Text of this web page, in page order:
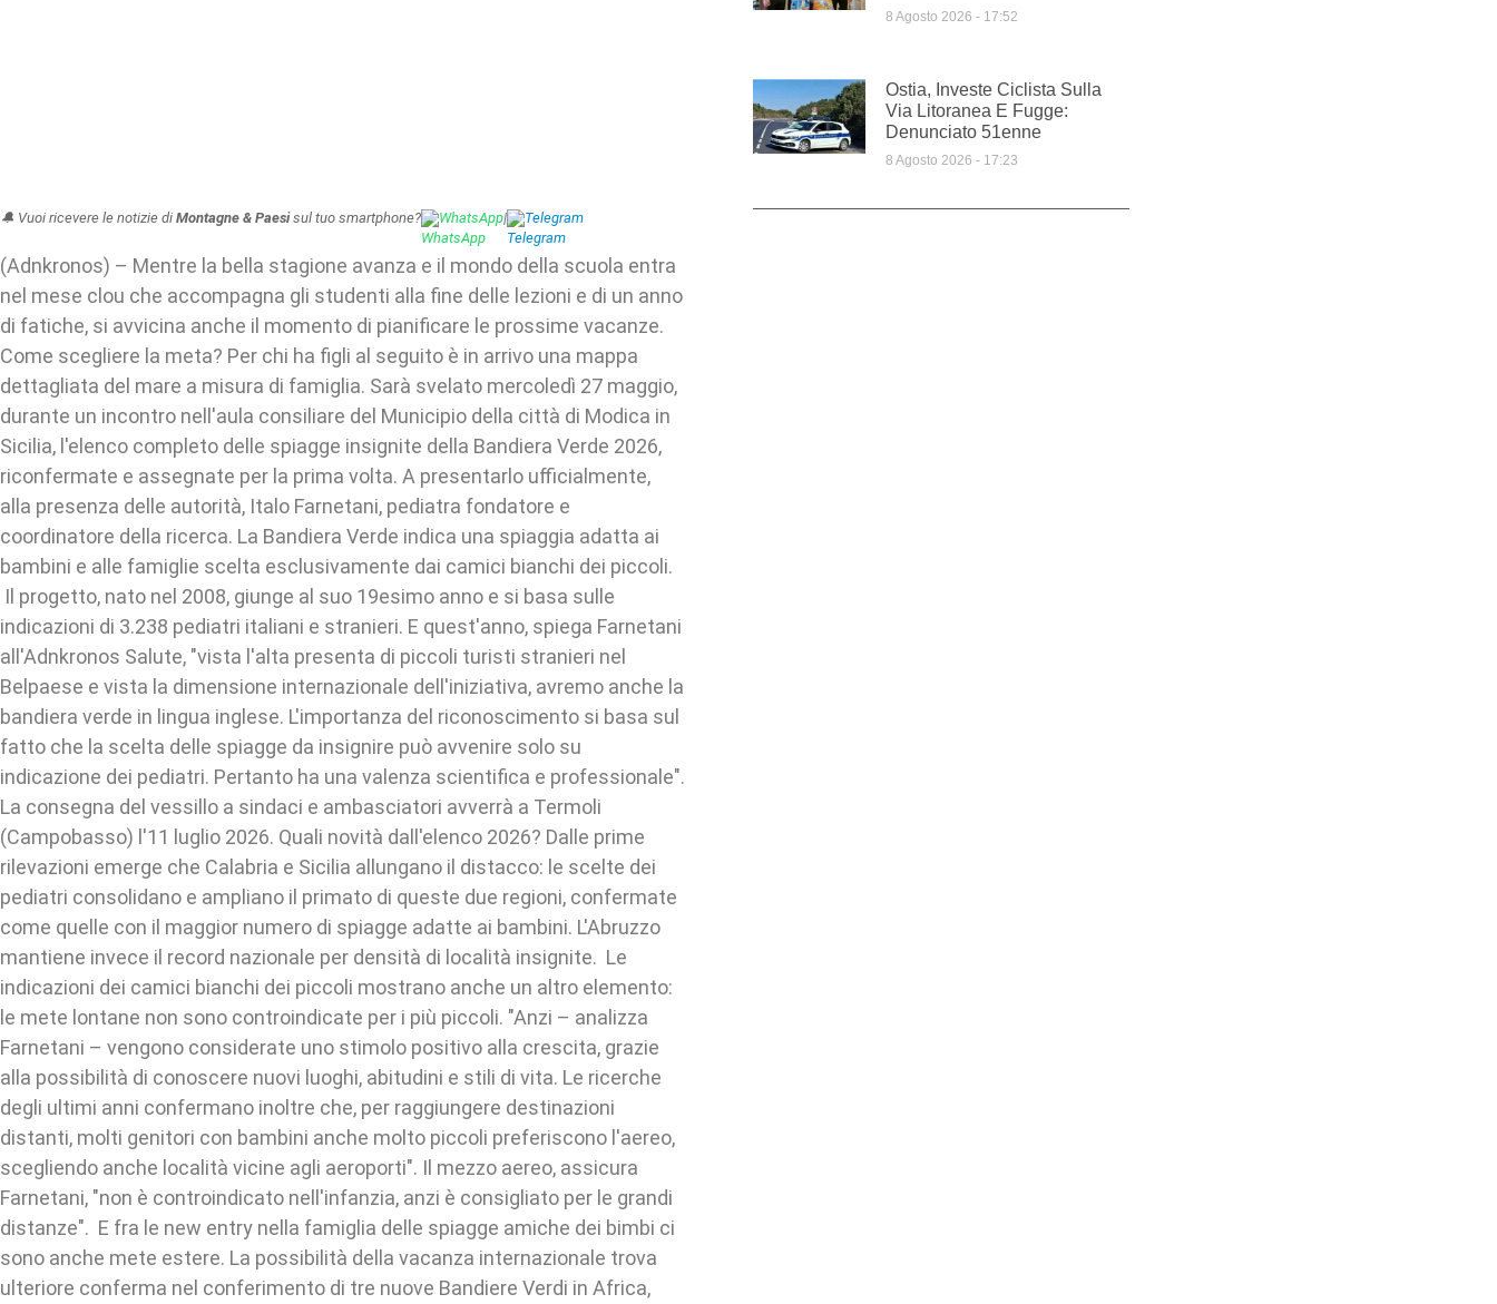
🔔 Vuoi ricevere le notizie di Montagne & Paesisul tuo smartphone? WhatsApp| Telegram
(Adnkronos) – Mentre la bella stagione avanza e il mondo della scuola entra
nel mese clou che accompagna gli studenti alla fine delle lezioni e di un anno
di fatiche, si avvicina anche il momento di pianificare le prossime vacanze.
Come scegliere la meta? Per chi ha figli al seguito è in arrivo una mappa
dettagliata del mare a misura di famiglia. Sarà svelato mercoledì 27 maggio,
durante un incontro nell'aula consiliare del Municipio della città di Modica in
Sicilia, l'elenco completo delle spiagge insignite della Bandiera Verde 2026,
riconfermate e assegnate per la prima volta. A presentarlo ufficialmente,
alla presenza delle autorità, Italo Farnetani, pediatra fondatore e
coordinatore della ricerca. La Bandiera Verde indica una spiaggia adatta ai
bambini e alle famiglie scelta esclusivamente dai camici bianchi dei piccoli.
Il progetto, nato nel 2008, giunge al suo 19esimo anno e si basa sulle
indicazioni di 3.238 pediatri italiani e stranieri. E quest'anno, spiega Farnetani
all'Adnkronos Salute, "vista l'alta presenta di piccoli turisti stranieri nel
Belpaese e vista la dimensione internazionale dell'iniziativa, avremo anche la
bandiera verde in lingua inglese. L'importanza del riconoscimento si basa sul
fatto che la scelta delle spiagge da insignire può avvenire solo su
indicazione dei pediatri. Pertanto ha una valenza scientifica e professionale".
La consegna del vessillo a sindaci e ambasciatori avverrà a Termoli
(Campobasso) l'11 luglio 2026. Quali novità dall'elenco 2026? Dalle prime
rilevazioni emerge che Calabria e Sicilia allungano il distacco: le scelte dei
pediatri consolidano e ampliano il primato di queste due regioni, confermate
come quelle con il maggior numero di spiagge adatte ai bambini. L'Abruzzo
mantiene invece il record nazionale per densità di località insignite. Le
indicazioni dei camici bianchi dei piccoli mostrano anche un altro elemento:
le mete lontane non sono controindicate per i più piccoli. "Anzi – analizza
Farnetani – vengono considerate uno stimolo positivo alla crescita, grazie
alla possibilità di conoscere nuovi luoghi, abitudini e stili di vita. Le ricerche
degli ultimi anni confermano inoltre che, per raggiungere destinazioni
distanti, molti genitori con bambini anche molto piccoli preferiscono l'aereo,
scegliendo anche località vicine agli aeroporti". Il mezzo aereo, assicura
Farnetani, "non è controindicato nell'infanzia, anzi è consigliato per le grandi
distanze". E fra le new entry nella famiglia delle spiagge amiche dei bimbi ci
sono anche mete estere. La possibilità della vacanza internazionale trova
ulteriore conferma nel conferimento di tre nuove Bandiere Verdi in Africa,
8 Agosto 2026 17:52
Ostia, Investe Ciclista Sulla
Via Litoranea E Fugge:
Denunciato 51enne
8 Agosto 2026 17:23